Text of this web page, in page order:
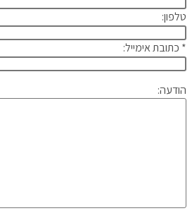
טלפון:
* כתובת אימייל:
הודעה: